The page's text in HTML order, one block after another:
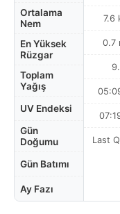
Ortalama
Nem
En Yüksek
Rüzgar
Toplam
Yağış
UV Endeksi
Gün
Doğumu
Gün Batımı
Ay Fazı
7.6
0.7
Last